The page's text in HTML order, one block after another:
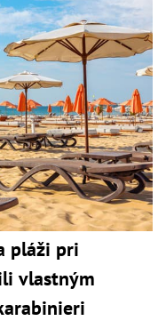
pláži pri
vlastným